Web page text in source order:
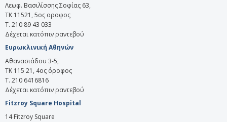
Λεωφ. Βασιλίσσης Σοφίας 63,
ΤΚ 11521, 5ος οροφος
T. 210 89 43 033
Δέχεται κατόπιν ραντεβού
Ευρωκλινική Αθηνών
Αθανασιάδου 3-5,
ΤΚ 115 21, 4ος όροφος
Τ. 210 6416816
Δέχεται κατόπιν ραντεβού
Fitzroy Square Hospital
14 Fitzroy Square